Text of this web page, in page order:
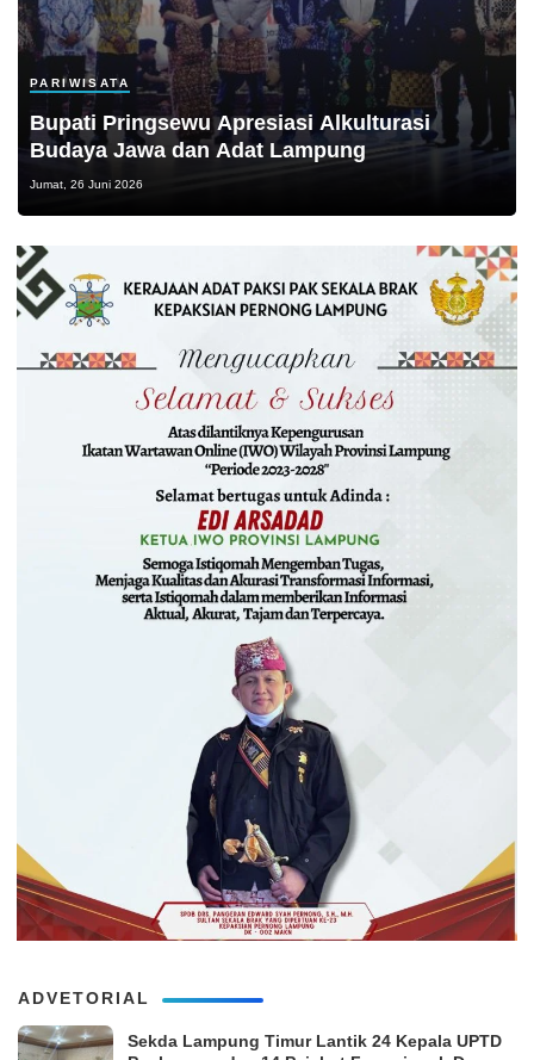
PARIWISATA
Bupati Pringsewu Apresiasi Alkulturasi
Budaya Jawa dan Adat Lampung
Jumat, 26 Juni 2026
ADVETORIAL
‎Sekda Lampung Timur Lantik 24 Kepala UPTD